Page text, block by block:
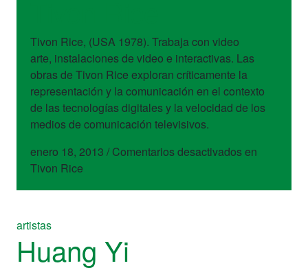
Tivon Rice, (USA 1978). Trabaja con video
arte, instalaciones de video e interactivas. Las
obras de Tivon Rice exploran críticamente la
representación y la comunicación en el contexto
de las tecnologías digitales y la velocidad de los
medios de comunicación televisivos.
enero 18, 2013 / Comentarios desactivadosen
Tivon Rice
artistas
Huang Yi